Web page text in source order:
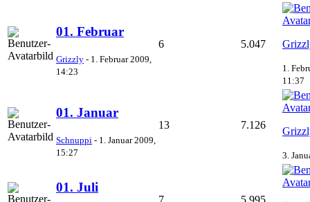
01. Februar
Grizzly - 1. Februar 2009,
14:23
6 5.047
1.
11:37
01. Januar
Schnuppi - 1. Januar 2009,
15:27
13 7.126
3.
01. Juli
7 5.995